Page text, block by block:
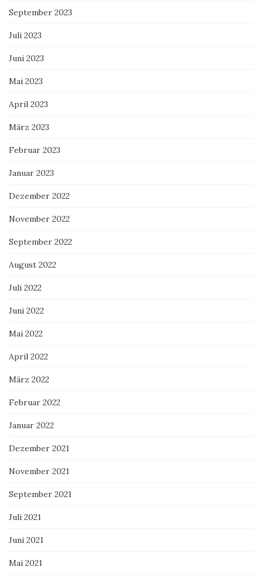
September 2023
Juli 2023
Juni 2023
Mai 2023
April 2023
März 2023
Februar 2023
Januar 2023
Dezember 2022
November 2022
September 2022
August 2022
Juli 2022
Juni 2022
Mai 2022
April 2022
März 2022
Februar 2022
Januar 2022
Dezember 2021
November 2021
September 2021
Juli 2021
Juni 2021
Mai 2021